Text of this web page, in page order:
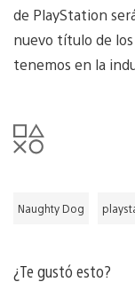
de PlayStation
nuevo título de
tenemos en la
Naughty Dog
¿Te gustó esto?